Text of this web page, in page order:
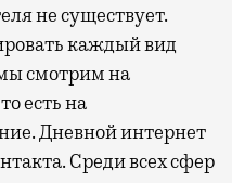
не существует.
каждый вид
смотрим на
есть на
Дневной интернет
Среди всех сфер